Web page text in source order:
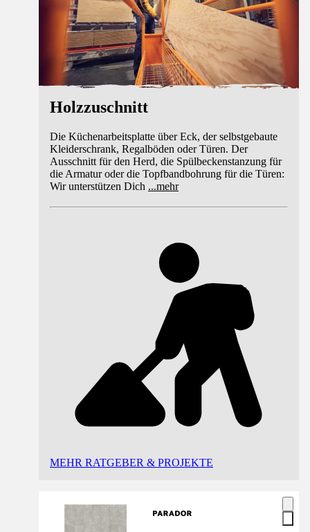
Holzzuschnitt
Die Küchenarbeitsplatte über Eck, der selbstgebaute
Kleiderschrank, Regalböden oder Türen. Der
Ausschnitt für den Herd, die Spülbeckenstanzung für
die Armatur oder die Topfbandbohrung für die Türen:
Wir unterstützen Dich ...mehr
MEHR RATGEBER & PROJEKTE